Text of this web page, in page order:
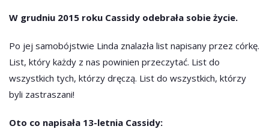
W grudniu 2015 roku Cassidy odebrała sobie życie.
Po jej samobójstwie Linda znalazła list napisany przez córkę.
List, który każdy z nas powinien przeczytać. List do
wszystkich tych, którzy dręczą. List do wszystkich, którzy
byli zastraszani!
Oto co napisała 13-letnia Cassidy: